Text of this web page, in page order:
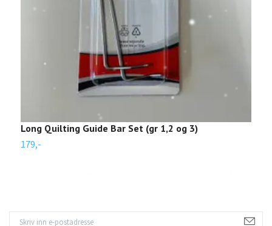
Long Quilting Guide Bar Set (gr 1,2 og 3)
179,-